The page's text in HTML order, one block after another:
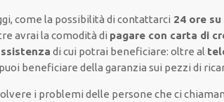
come la possibilità di contattarci 24 ore su
avrai la comodità di pagare con carta di
di cui potrai beneficiare: oltre al
beneficiare dellagaranzia sui pezzi di
i problemi delle persone checi